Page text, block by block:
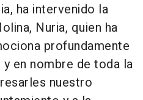
ha intervenido la
Nuria, quien ha
profundamente
en nombre de toda la
nuestro